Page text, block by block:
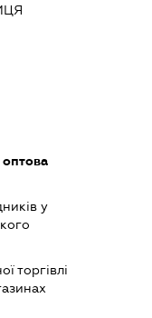
оптова
у
торгівлі